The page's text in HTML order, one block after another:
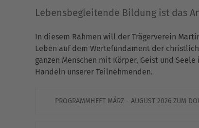
Lebensbegleitende Bildung ist das
In diesem Rahmen will der Trägerverein
Leben auf dem Wertefundament der
ganzen Menschen mit Körper, Geist und
Handeln unserer Teilnehmenden.
PROGRAMMHEFT MÄRZ - AUGUST 2026 ZUM